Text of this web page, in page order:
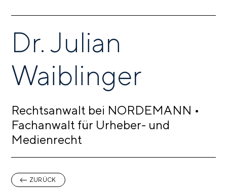
Dr. Julian
Waiblinger
Rechtsanwalt bei NORDEMANN •
Fachanwalt für Urheber- und
Medienrecht
ZURÜCK